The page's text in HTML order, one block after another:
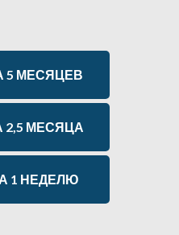
5 МЕСЯЦЕВ
2,5 МЕСЯЦА
1 НЕДЕЛЮ